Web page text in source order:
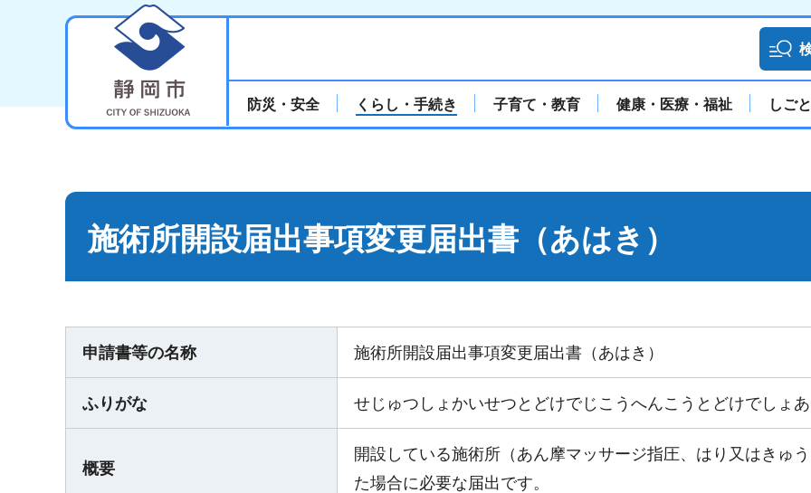
防災・安全 くらし・手続き 子育て・教育 健康・医療・福祉 しご
施術所開設届出事項変更届出書（あはき）
申請書等の名称 施術所開設届出事項変更届出書（あはき）
ふりがな せじゅつしょかいせつとどけでじこうへんこうとどけでしょあ
概要
開設している施術所（あん摩マッサージ指圧、はり又はきゅ
た場合に必要な届出です。